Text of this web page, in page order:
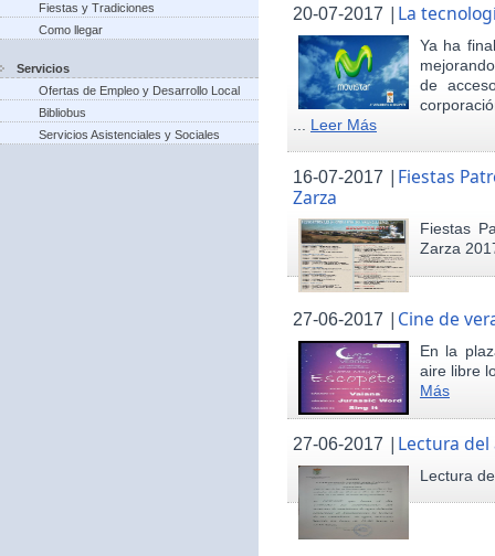
Fiestas y Tradiciones
Como llegar
Servicios
Ofertas de Empleo y Desarrollo Local
Bibliobus
Servicios Asistenciales y Sociales
20-07-2017 | La
Ya ha
de
Leer Más
16-07-2017 | Fiestas
Zarza
Fiestas
Zarza
27-06-2017 | Cine de
En la
aire libre
Más
27-06-2017 | Lectura del
Lectura